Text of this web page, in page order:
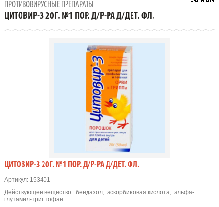
ЦИТОВИР-3 20Г. №1 ПОР. Д/Р-РА Д/ДЕТ. ФЛ.
ПРОТИВОВИРУСНЫЕ ПРЕПАРАТЫ
ЦИТОВИР-3 20Г. №1 ПОР. Д/Р-РА Д/ДЕТ. ФЛ.
ЦИТОВИР-3 20Г. №1 ПОР. Д/Р-РА Д/ДЕТ. ФЛ.
Артикул:153401
Действующее вещество: бендазол, аскорбиновая кислота, альфа-
глутамил-триптофан